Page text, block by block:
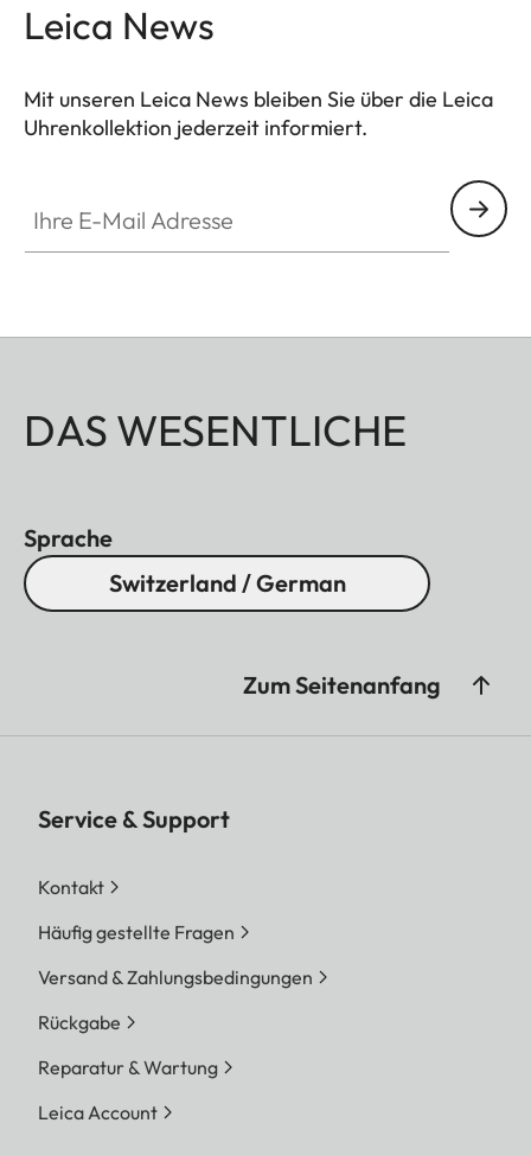
Leica News
Mit unseren Leica News bleiben Sie über die Leica
Uhrenkollektion jederzeit informiert.
DAS WESENTLICHE
Sprache
Switzerland / German
Zum Seitenanfang
Service & Support
Kontakt
Häufig gestellte Fragen
Versand & Zahlungsbedingungen
Rückgabe
Reparatur & Wartung
Leica Account